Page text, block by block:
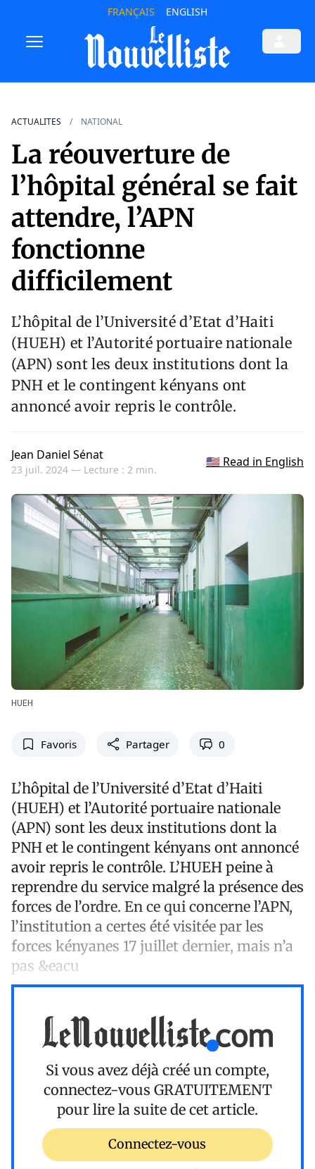
FRANÇAIS ENGLISH
ACTUALITES NATIONAL
La réouverture de
l’hôpital général se fait
attendre, l’APN
fonctionne
difficilement
L’hôpital de l’Université d’Etat d’Haiti
(HUEH) et l’Autorité portuaire nationale
(APN) sont les deux institutions dont la
PNH et le contingent kényans ont
annoncé avoir repris le contrôle.
Jean Daniel Sénat
23 juil. 2024 — Lecture : 2 min.
🇺🇸 Read in English
HUEH
Favoris Partager 0
L’hôpital de l’Université d’Etat d’Haiti
(HUEH) et l’Autorité portuaire nationale
(APN) sont les deux institutions dont la
PNH et le contingent kényans ont annoncé
avoir repris le contrôle. L’HUEH peine à
reprendre du service malgré la présence des
forces de l’ordre. En ce qui concerne l’APN,
l’institution a certes été visitée par les
forces kényanes 17 juillet dernier, mais n’a
pas &eacu
Si vous avez déjà créé un compte,
connectez-vous GRATUITEMENT
pour lire la suite de cet article.
Connectez-vous